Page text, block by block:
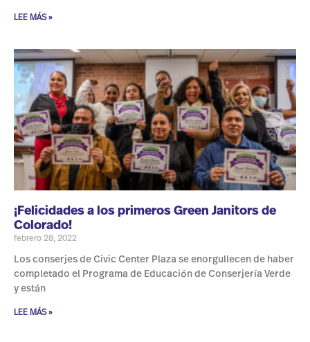
LEE MÁS »
¡Felicidades a los primeros Green Janitors de
Colorado!
febrero 28, 2022
Los conserjes de Civic Center Plaza se enorgullecen de haber
completado el Programa de Educación de Conserjería Verde
y están
LEE MÁS »